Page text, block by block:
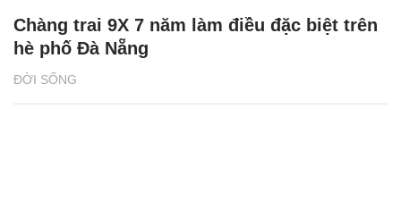
ĐỜI SỐNG
Chàng trai 9X 7 năm làm điều đặc biệt trên
hè phố Đà Nẵng